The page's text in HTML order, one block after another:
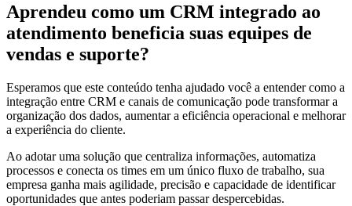
Aprendeu como um CRM integrado ao
atendimento beneficia suas equipes de
vendas e suporte?
Esperamos que este conteúdo tenha ajudado você a entender como a
integração entre CRM e canais de comunicação pode transformar a
organização dos dados, aumentar a eficiência operacional e melhorar
a experiência do cliente.
Ao adotar uma solução que centraliza informações, automatiza
processos e conecta os times em um único fluxo de trabalho, sua
empresa ganha mais agilidade, precisão e capacidade de identificar
oportunidades que antes poderiam passar despercebidas.